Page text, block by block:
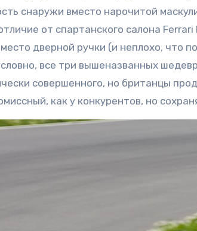
снаружи вместо нарочитой
от спартанского салона
дверной ручки (и неплохо, что
все три вышеназванных
совершенного, но британцы
как у конкурентов, но